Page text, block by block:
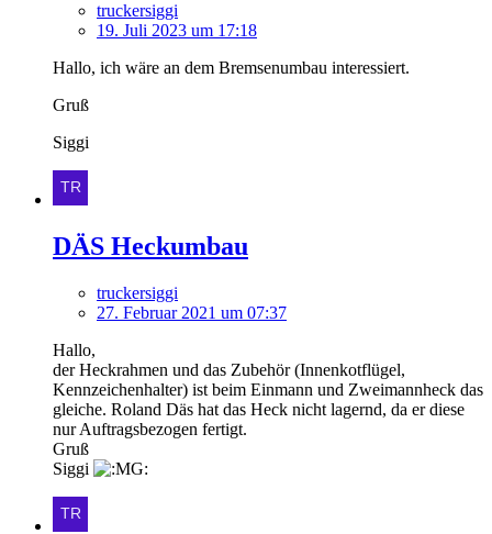
truckersiggi
19. Juli 2023 um 17:18
Hallo, ich wäre an dem Bremsenumbau interessiert.
Gruß
Siggi
DÄS Heckumbau
truckersiggi
27. Februar 2021 um 07:37
Hallo,
der Heckrahmen und das Zubehör (Innenkotflügel,
Kennzeichenhalter) ist beim Einmann und Zweimannheck das
gleiche. Roland Däs hat das Heck nicht lagernd, da er diese
nur Auftragsbezogen fertigt.
Gruß
Siggi